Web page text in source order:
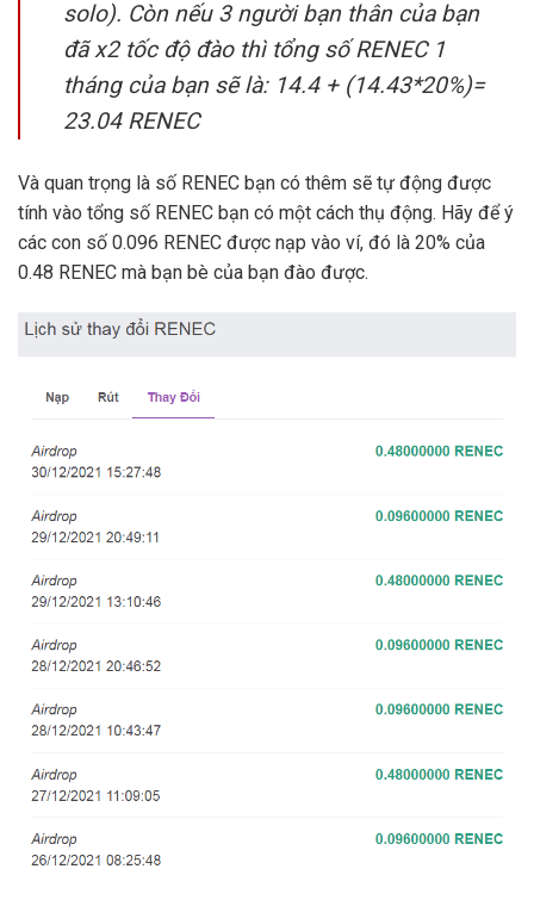
solo). Còn nếu 3 người bạn thân của bạn
đã x2 tốc độ đào thì tổng số RENEC 1
tháng của bạn sẽ là: 14.4 + (14.43*20%)=
23.04 RENEC
Và quan trọng là số RENEC bạn có thêm sẽ tự động được
tính vào tổng số RENEC bạn có một cách thụ động. Hãy để ý
các con số 0.096 RENEC được nạp vào ví, đó là 20% của
0.48 RENEC mà bạn bè của bạn đào được.